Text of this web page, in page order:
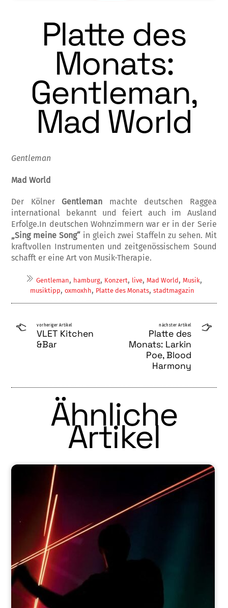
Platte des
Monats:
Gentleman,
Mad World
Gentleman
Mad World
Der Kölner Gentleman machte deutschen Raggea
international bekannt und feiert auch im Ausland
Erfolge.In deutschen Wohnzimmern war er in der Serie
„Sing meine Song“ in gleich zwei Staffeln zu sehen. Mit
kraftvollen Instrumenten und zeitgenössischem Sound
schafft er eine Art von Musik-Therapie.
Gentleman, hamburg, Konzert, live, Mad World, Musik,
musiktipp,oxmoxhh, Platte des Monats,stadtmagazin
vorheriger Artikel
VLET Kitchen
&Bar
nächster Artikel
Platte des
Monats: Larkin
Poe, Blood
Harmony
Ähnliche
Artikel